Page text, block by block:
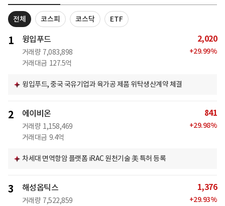
전체 코스피 코스닥 ETF
1 윙입푸드
거래량 7,083,898
거래대금 127.5억
2,020
+29.99%
윙입푸드, 중국 국유기업과 육가공 제품 위탁생산계약 체결
2 에이비온
거래량 1,158,469
거래대금 9.4억
841
+29.98%
차세대 면역항암 플랫폼 iRAC 원천기술 美 특허 등록
3 해성옵틱스
거래량 7,522,859
1,376
+29.93%